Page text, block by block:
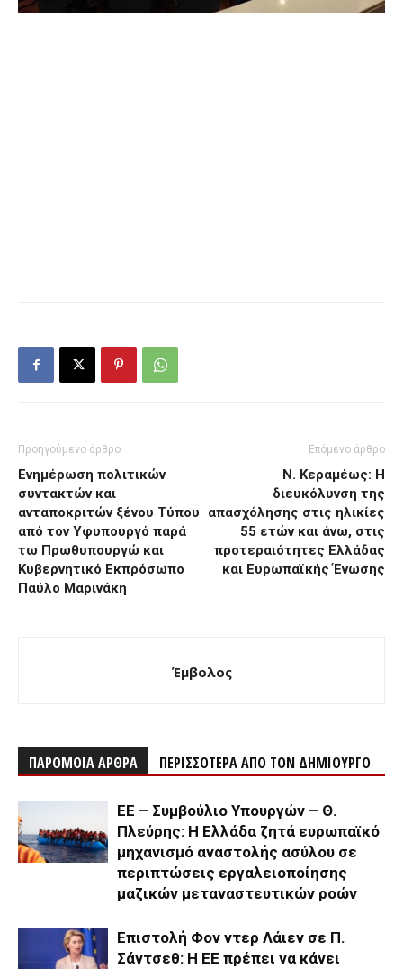
Προηγούμενο άρθρο
Ενημέρωση πολιτικών
συντακτών και
ανταποκριτών ξένου Τύπου
από τον Υφυπουργό παρά
τω Πρωθυπουργώ και
Κυβερνητικό Εκπρόσωπο
Παύλο Μαρινάκη
Επόμενο άρθρο
Ν. Κεραμέως: Η
διευκόλυνση της
απασχόλησης στις ηλικίες
55 ετών και άνω, στις
προτεραιότητες Ελλάδας
και Ευρωπαϊκής Ένωσης
Έμβολος
ΠΑΡΟΜΟΙΑ ΑΡΘΡΑ ΠΕΡΙΣΣΟΤΕΡΑ ΑΠΟ ΤΟΝ ΔΗΜΙΟΥΡΓΟ
ΕΕ – Συμβούλιο Υπουργών – Θ.
Πλεύρης: Η Ελλάδα ζητά ευρωπαϊκό
μηχανισμό αναστολής ασύλου σε
περιπτώσεις εργαλειοποίησης
μαζικών μεταναστευτικών ροών
Επιστολή Φον ντερ Λάιεν σε Π.
Σάντσεθ: Η ΕΕ πρέπει να κάνει